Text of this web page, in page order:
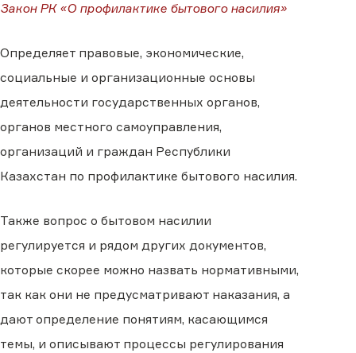
Закон РК «О профилактике бытового насилия»
Определяет правовые, экономические,
социальные и организационные основы
деятельности государственных органов,
органов местного самоуправления,
организаций и граждан Республики
Казахстан по профилактике бытового насилия.
Также вопрос о бытовом насилии
регулируется и рядом других документов,
которые скорее можно назвать нормативными,
так как они не предусматривают наказания, а
дают определение понятиям, касающимся
темы, и описывают процессы регулирования